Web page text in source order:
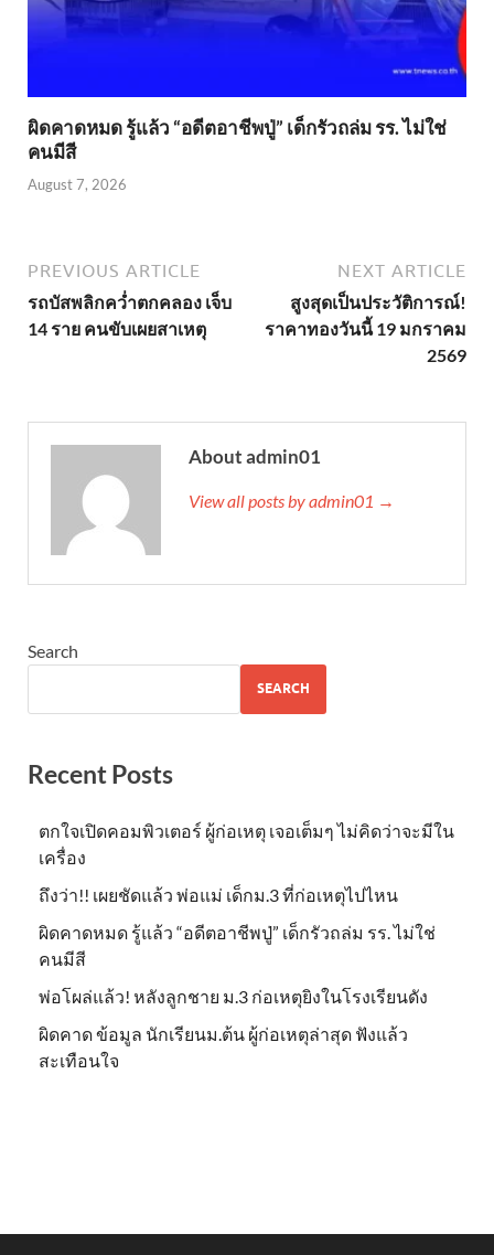
ผิดคาดหมด รู้แล้ว “อดีตอาชีพปู่” เด็กรัวถล่ม รร. ไม่ใช่
คนมีสี
August 7, 2026
PREVIOUS ARTICLE
รถบัสพลิกคว่ำตกคลอง เจ็บ
14 ราย คนขับเผยสาเหตุ
NEXT ARTICLE
สูงสุดเป็นประวัติการณ์!
ราคาทองวันนี้ 19 มกราคม
2569
About admin01
View all posts by admin01 →
Search
SEARCH
Recent Posts
ตกใจเปิดคอมพิวเตอร์ ผู้ก่อเหตุ เจอเต็มๆ ไม่คิดว่าจะมีใน
เครื่อง
ถึงว่า!! เผยชัดแล้ว พ่อแม่ เด็กม.3 ที่ก่อเหตุไปไหน
ผิดคาดหมด รู้แล้ว “อดีตอาชีพปู่” เด็กรัวถล่ม รร. ไม่ใช่
คนมีสี
พ่อโผล่แล้ว! หลังลูกชาย ม.3 ก่อเหตุยิงในโรงเรียนดัง
ผิดคาด ข้อมูล นักเรียนม.ต้น ผู้ก่อเหตุล่าสุด ฟังแล้ว
สะเทือนใจ